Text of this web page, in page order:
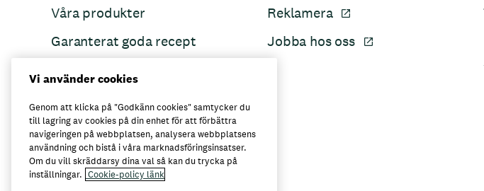
Våra produkter
Garanterat goda recept
Reklamera
Jobba hos oss
Här kan du köpa Garant
Vi använder cookies
Genom att klicka på "Godkänn cookies" samtycker du
till lagring av cookies på din enhet för att förbättra
navigeringen på webbplatsen, analysera webbplatsens
användning och bistå i våra marknadsföringsinsatser.
Om du vill skräddarsy dina val så kan du trycka på
inställningar. Cookie-policy länk